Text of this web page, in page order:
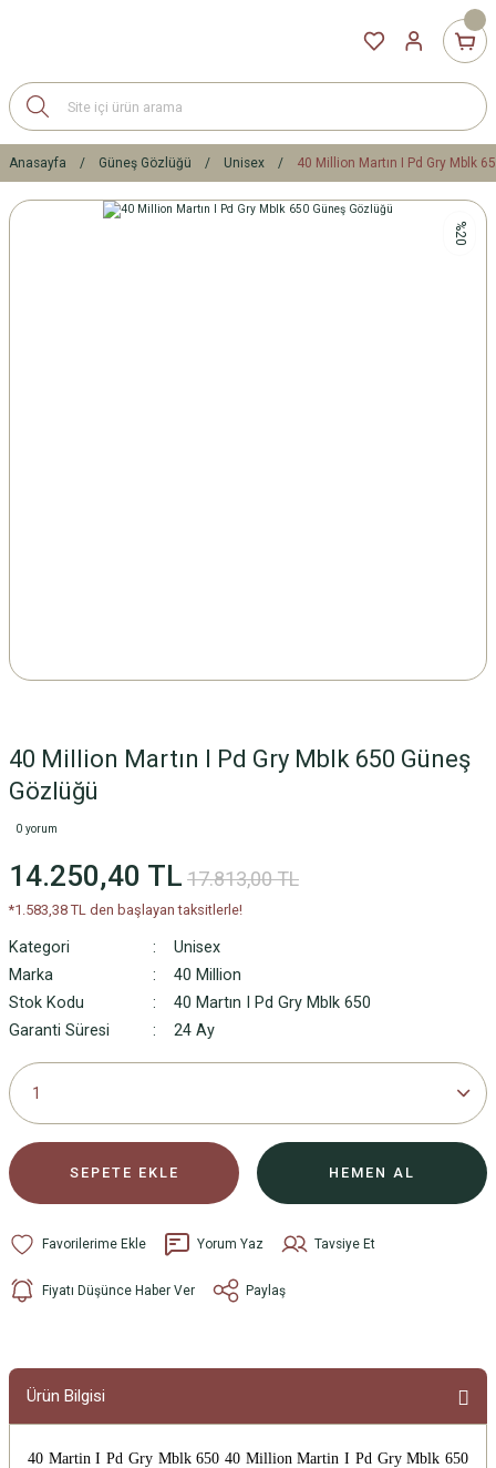
Anasayfa Güneş Gözlüğü Unisex 40 Million Martın I Pd Gry Mblk
%20
40 Million Martın I Pd Gry Mblk 650 Güneş
Gözlüğü
0 yorum
14.250,40 TL 17.813,00 TL
*1.583,38 TL den başlayan taksitlerle!
Kategori
Unisex
Marka
40 Million
Stok Kodu
40 Martın I Pd Gry Mblk 650
Garanti Süresi
24 Ay
SEPETE EKLE HEMEN AL
Yorum Yaz Tavsiye Et
Fiyatı Düşünce Haber Ver Paylaş
Ürün Bilgisi
40 Martin I Pd Gry Mblk 650 40 Million Martin I Pd Gry Mblk 650